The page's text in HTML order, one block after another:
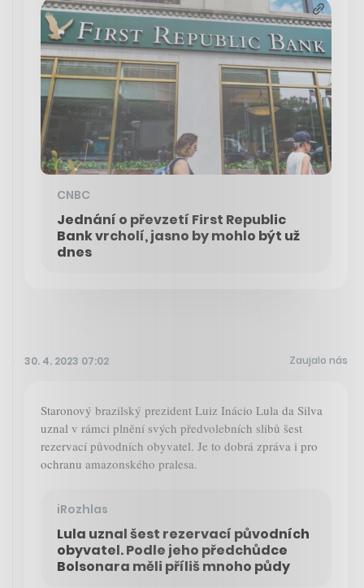
CNBC
Jednání o převzetí First Republic
Bank vrcholí, jasno by mohlo být už
dnes
30. 4. 2023 07:02 Zaujalo nás
Staronový brazilský prezident Luiz Inácio Lula da Silva
uznal v rámci plnění svých předvolebních slibů šest
rezervací původních obyvatel. Je to dobrá zpráva i pro
ochranu amazonského pralesa.
iRozhlas
Lula uznal šest rezervací původních
obyvatel. Podle jeho předchůdce
Bolsonara měli příliš mnoho půdy